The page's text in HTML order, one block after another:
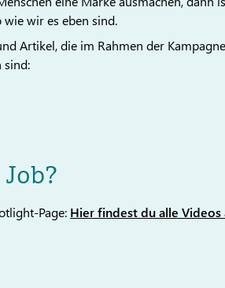
wir es eben sind.
Artikel, die im Rahmen der
sind:
Page: Hier findest du alle Videos